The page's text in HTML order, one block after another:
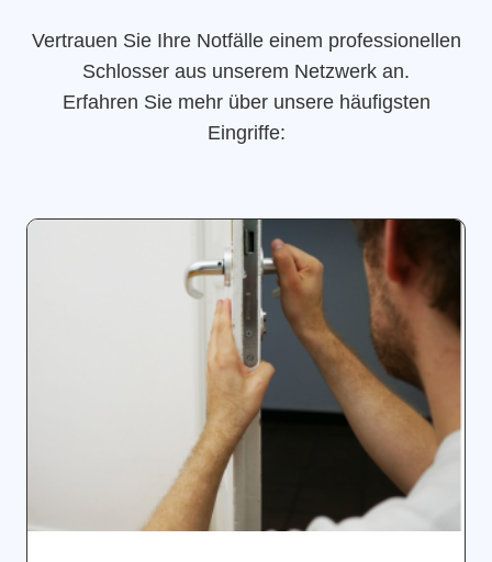
Vertrauen Sie Ihre Notfälle einem professionellen
Schlosser aus unserem Netzwerk an.
Erfahren Sie mehr über unsere häufigsten
Eingriffe: